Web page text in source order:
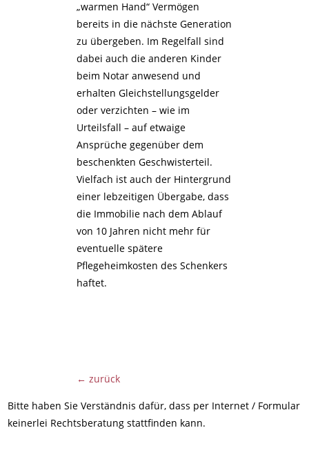
„warmen Hand“ Vermögen
bereits in die nächste Generation
zu übergeben. Im Regelfall sind
dabei auch die anderen Kinder
beim Notar anwesend und
erhalten Gleichstellungsgelder
oder verzichten – wie im
Urteilsfall – auf etwaige
Ansprüche gegenüber dem
beschenkten Geschwisterteil.
Vielfach ist auch der Hintergrund
einer lebzeitigen Übergabe, dass
die Immobilie nach dem Ablauf
von 10 Jahren nicht mehr für
eventuelle spätere
Pflegeheimkosten des Schenkers
haftet.
← zurück
Bitte haben Sie Verständnis dafür, dass per Internet / Formular
keinerlei Rechtsberatung stattfinden kann.